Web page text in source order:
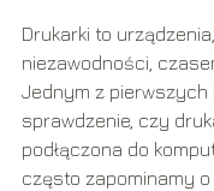
Drukarki to
niezawodności,
Jednym z pierwszych
sprawdzenie, czy
podłączona do
często zapominamy